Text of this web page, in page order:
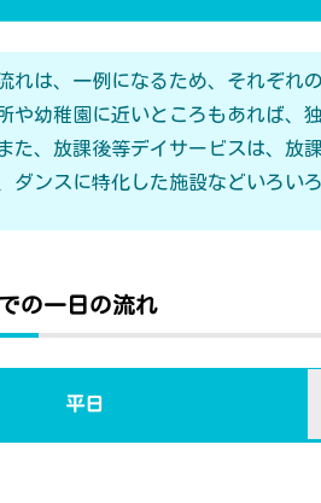
れは、一例になるため、それぞれ
や幼稚園に近いところもあれば、
た、放課後等デイサービスは、放
ダンスに特化した施設などいろいろ
の一日の流れ
平日